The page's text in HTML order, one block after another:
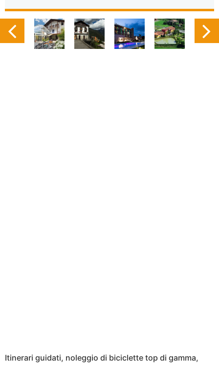
Itinerari guidati, noleggio di biciclette top di gamma,